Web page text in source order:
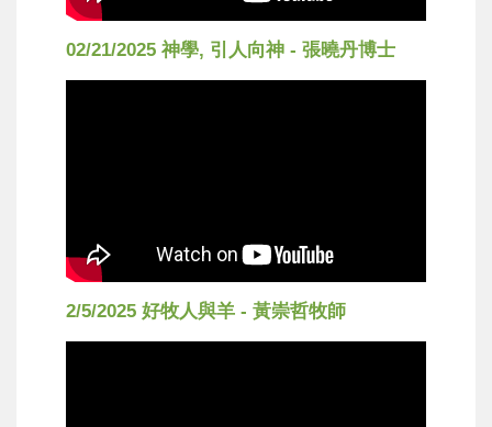
02/21/2025 神學, 引人向神 - 張曉丹博士
2/5/2025 好牧人與羊 - 黃崇哲牧師